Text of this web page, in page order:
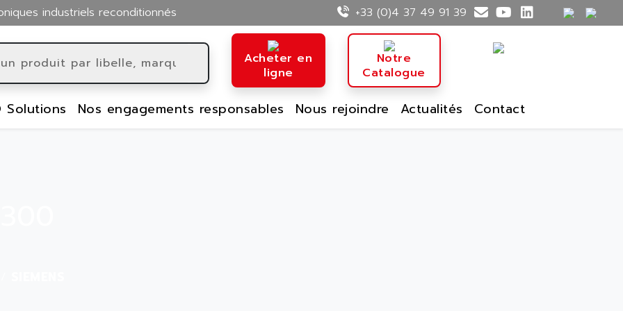
industriels reconditionnés +33 (0)4 37 49 91 39
Acheter en
ligne
Notre
Catalogue
Solutions Nos engagements responsables Nous rejoindre Actualités Contact